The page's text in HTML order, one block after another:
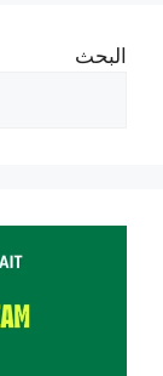
البحث